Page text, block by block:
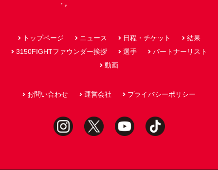
トップページ ニュース 日程・チケット
結果
3150FIGHTファウンダー挨拶
選手
パートナーリスト
動画
お問い合わせ 運営会社 プライバシーポリシー